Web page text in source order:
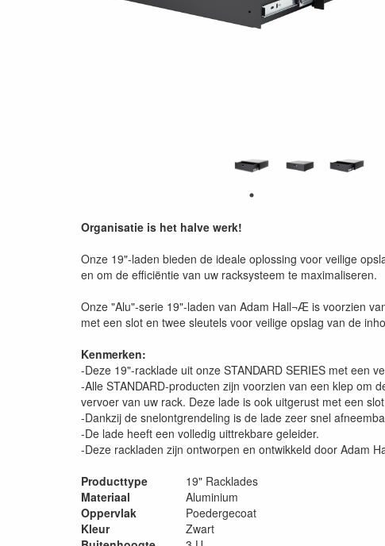
Organisatie is het halve werk!
Onze 19"-laden bieden de ideale oplossing voor veilige
en om de efficiëntie van uw racksysteem te maximaliseren.
Onze "Alu"-serie 19"-laden van Adam Hall¬Æ is voorzien
met een slot en twee sleutels voor veilige opslag van de
Kenmerken:
-Deze 19"-racklade uit onze STANDARD SERIES met een
-Alle STANDARD-producten zijn voorzien van een klep om
vervoer van uw rack. Deze lade is ook uitgerust met een
-Dankzij de snelontgrendeling is de lade zeer snel
-De lade heeft een volledig uittrekbare geleider.
-Deze rackladen zijn ontworpen en ontwikkeld door Adam
Producttype
19" Racklades
Materiaal
Aluminium
Oppervlak
Poedergecoat
Kleur
Zwart